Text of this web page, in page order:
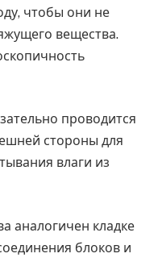
чтобы они не
вещества.
проводится
стороны для
влаги из
аналогичен кладке
блоков и